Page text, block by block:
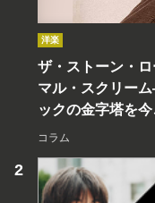
洋楽
ザ・ストーン・
マル・スクリー
ックの金字塔を
コラム